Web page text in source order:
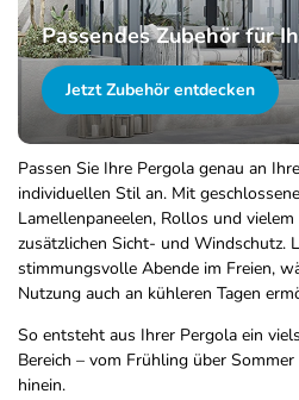
Passendes Zubehör für
Jetzt Zubehör entdecken
Passen Sie Ihre Pergola genau an
individuellen Stil an. Mit
Lamellenpaneelen, Rollos und
zusätzlichen Sicht- und Windschutz.
stimmungsvolle Abende im Freien,
Nutzung auch an kühleren Tagen
So entsteht aus Ihrer Pergola ein
Bereich – vom Frühling über
hinein.